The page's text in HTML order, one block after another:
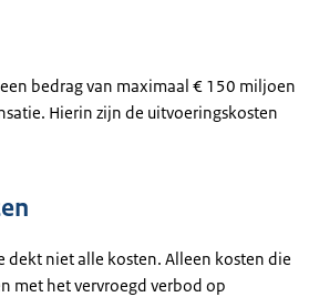
bedrag van maximaal € 150 miljoen
Hierin zijn de uitvoeringskosten
dekt niet alle kosten. Alleen kosten die
met het vervroegd verbod op